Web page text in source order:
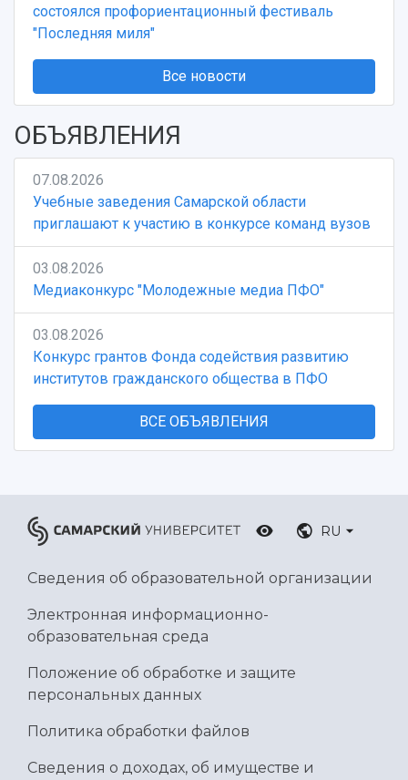
состоялся профориентационный фестиваль
"Последняя миля"
Все новости
ОБЪЯВЛЕНИЯ
07.08.2026
Учебные заведения Самарской области
приглашают к участию в конкурсе команд вузов
03.08.2026
Медиаконкурс "Молодежные медиа ПФО"
03.08.2026
Конкурс грантов Фонда содействия развитию
институтов гражданского общества в ПФО
ВСЕ ОБЪЯВЛЕНИЯ
RU
Сведения об образовательной организации
Электронная информационно-
образовательная среда
Положение об обработке и защите
персональных данных
Политика обработки файлов
Сведения о доходах, об имуществе и